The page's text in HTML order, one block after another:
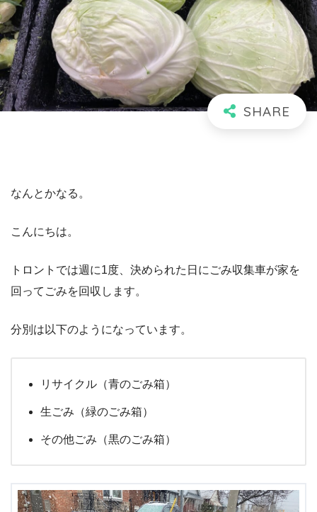
なんとかなる。
こんにちは。
トロントでは週に1度、決められた日にごみ収集車が家を
回ってごみを回収します。
分別は以下のようになっています。
リサイクル（青のごみ箱）
生ごみ（緑のごみ箱）
その他ごみ（黒のごみ箱）